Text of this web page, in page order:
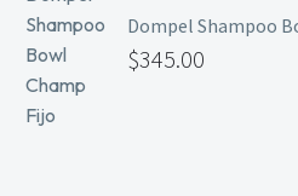
Dompel Shampoo
$345.00